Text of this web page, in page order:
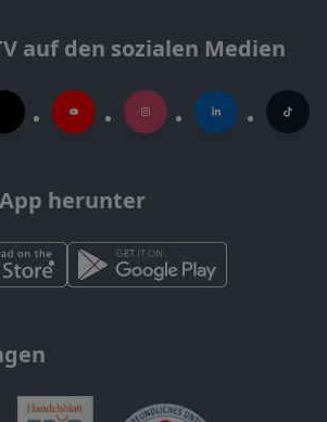
auf den sozialen Medien
herunter